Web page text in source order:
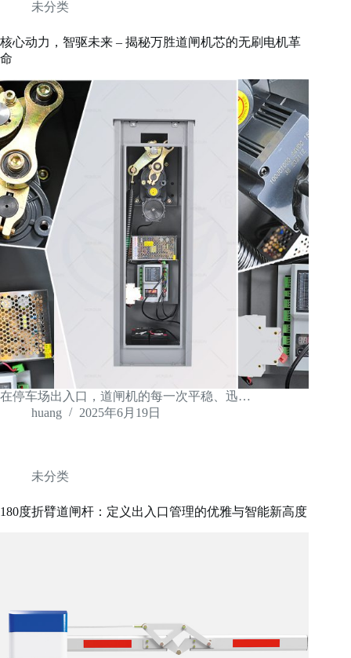
未分类
核心动力，智驱未来 – 揭秘万胜道闸机芯的无刷电机革
命
在停车场出入口，道闸机的每一次平稳、迅…
huang
2025年6月19日
未分类
180度折臂道闸杆：定义出入口管理的优雅与智能新高度